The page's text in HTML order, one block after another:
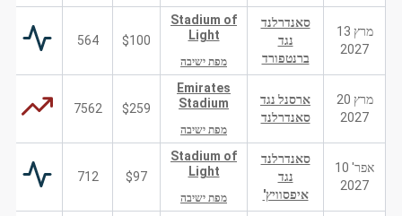
מרץ 13
2027
סאנדרלנד
נגד
ברנטפורד
Stadium of
Light
מפת ישיבה
$100
564
מרץ 20
2027
ארסנל נגד
סאנדרלנד
Emirates
Stadium
מפת ישיבה
$259
7562
אפר' 10
2027
סאנדרלנד
נגד
איפסוויץ'
Stadium of
Light
מפת ישיבה
$97
712